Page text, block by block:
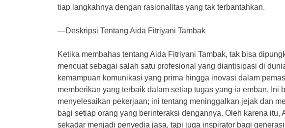
tiap langkahnya dengan rasionalitas yang tak terbantahkan.
—Deskripsi Tentang Aida Fitriyani Tambak
Ketika membahas tentang Aida Fitriyani Tambak, tak bisa
mencuat sebagai salah satu profesional yang diantisipasi di
kemampuan komunikasi yang prima hingga inovasi dalam
memberikan yang terbaik dalam setiap tugas yang ia emban. Ini
menyelesaikan pekerjaan; ini tentang meninggalkan jejak dan
bagi setiap orang yang berinteraksi dengannya. Oleh karena itu,
sekadar menjadi penyedia jasa, tapi juga inspirator bagi